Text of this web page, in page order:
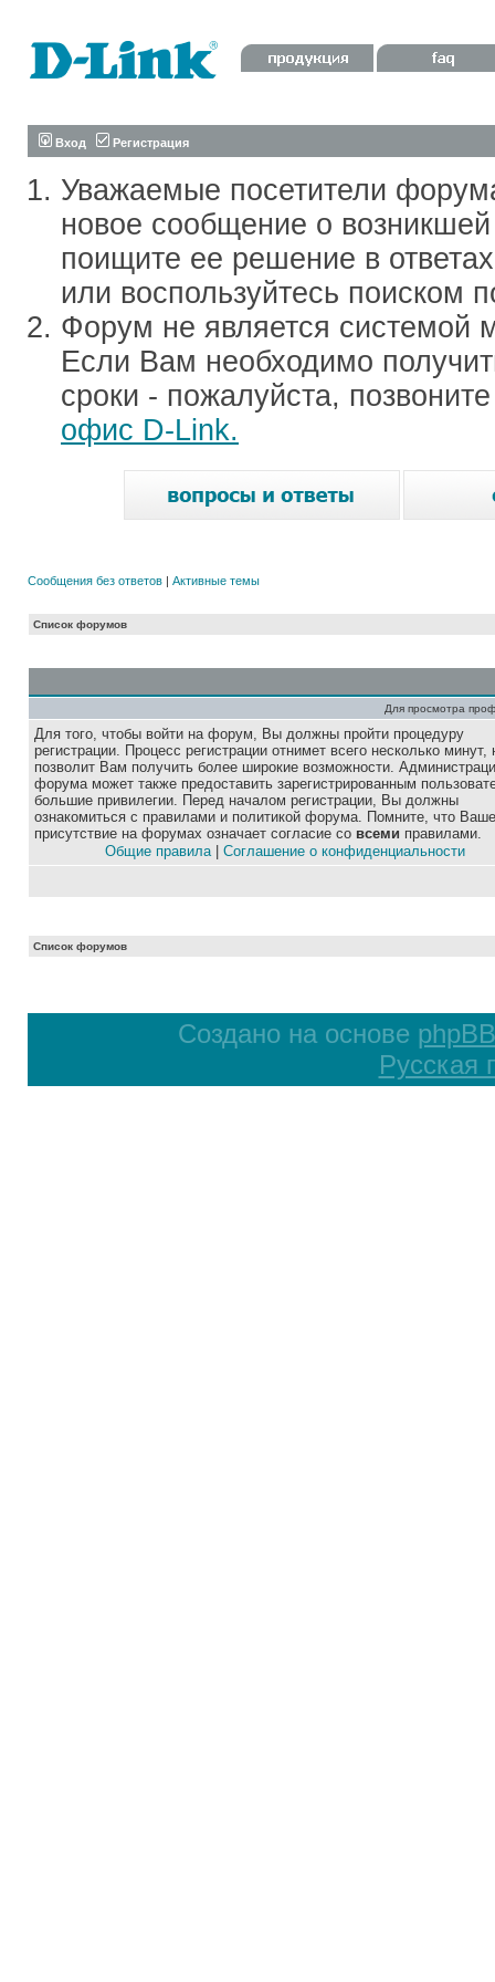
Вход Регистрация
Уважаемые посетители
новое сообщение о
поищите ее решение в
или воспользуйтесь поиском
Форум не является системой
Если Вам необходимо
сроки - пожалуйста,
офис D-Link.
Сообщения без ответов | Активные темы
Список форумов
Для просмотра
Для того, чтобы войти на форум, Вы должны пройти процедуру
регистрации. Процесс регистрации отнимет всего несколько минут,
позволит Вам получить более широкие возможности.
форума может также предоставить зарегистрированным
большие привилегии. Перед началом регистрации, Вы должны
ознакомиться с правилами и политикой форума. Помните, что Ваше
присутствие на форумах означает согласие со всеми правилами.
Общие правила| Соглашение о конфиденциальности
Список форумов
Создано на основе phpBB
Русская